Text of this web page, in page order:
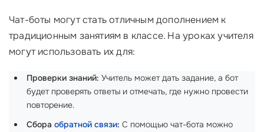
Чат-боты могут стать отличным дополнением к
традиционным занятиям в классе. На уроках учителя
могут использовать их для:
Проверки знаний: Учитель может дать задание, а бот
будет проверять ответы и отмечать, где нужно провести
повторение.
Сбора обратной связи: С помощью чат-бота можно